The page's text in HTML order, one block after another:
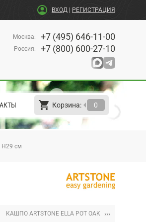
account_circle ВХОД РЕГИСТРАЦИЯ
Москва: +7 (495) 646-11-00
Россия: +7 (800) 600-27-10
shopping_cart Корзина: 0
arrow_left
H29 см
КАШПО ARTSTONE ELLA POT OAK ›››